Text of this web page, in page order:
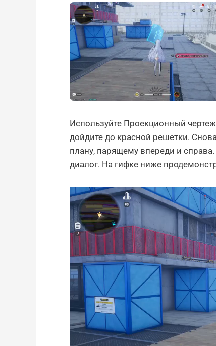
Используйте Проекционный
дойдите до красной решетки.
плану, парящему впереди и
диалог. На гифке ниже